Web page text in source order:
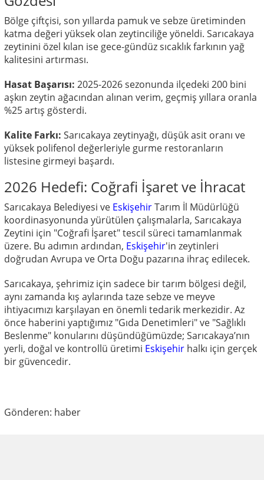
Bölge çiftçisi, son yıllarda pamuk ve sebze üretiminden
katma değeri yüksek olan zeytinciliğe yöneldi. Sarıcakaya
zeytinini özel kılan ise gece-gündüz sıcaklık farkının yağ
kalitesini artırması.
Hasat Başarısı: 2025-2026 sezonunda ilçedeki 200 bini
aşkın zeytin ağacından alınan verim, geçmiş yıllara oranla
%25 artış gösterdi.
Kalite Farkı: Sarıcakaya zeytinyağı, düşük asit oranı ve
yüksek polifenol değerleriyle gurme restoranların
listesine girmeyi başardı.
2026 Hedefi: Coğrafi İşaret ve İhracat
Sarıcakaya Belediyesi ve EskişehirTarım İl Müdürlüğü
koordinasyonunda yürütülen çalışmalarla, Sarıcakaya
Zeytini için "Coğrafi İşaret" tescil süreci tamamlanmak
üzere. Bu adımın ardından, Eskişehir'in zeytinleri
doğrudan Avrupa ve Orta Doğu pazarına ihraç edilecek.
Sarıcakaya, şehrimiz için sadece bir tarım bölgesi değil,
aynı zamanda kış aylarında taze sebze ve meyve
ihtiyacımızı karşılayan en önemli tedarik merkezidir. Az
önce haberini yaptığımız "Gıda Denetimleri" ve "Sağlıklı
Beslenme" konularını düşündüğümüzde; Sarıcakaya’nın
yerli, doğal ve kontrollü üretimi Eskişehir halkı için gerçek
bir güvencedir.
Gönderen: haber